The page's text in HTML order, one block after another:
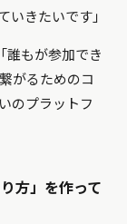
いきたいです」
誰もが参加でき
がるためのコ
のプラットフ
方」を作って